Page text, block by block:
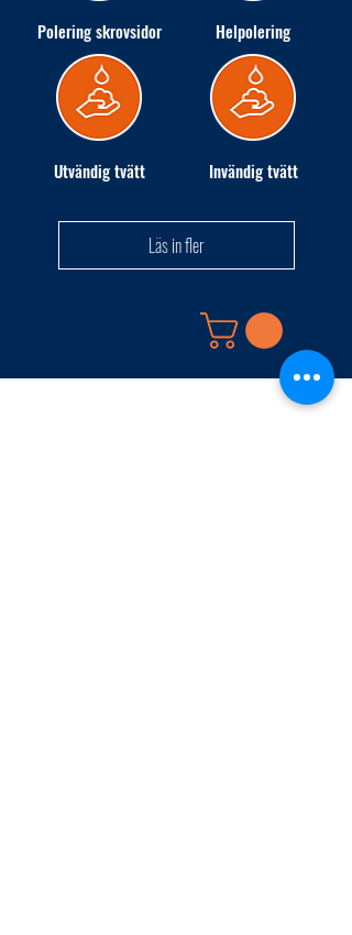
Polering skrovsidor Helpolering
Utvändig tvätt Invändig tvätt
Läs in fler